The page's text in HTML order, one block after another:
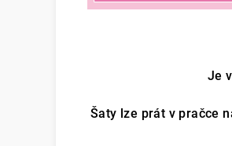
Je
Šaty lze prát v pračce